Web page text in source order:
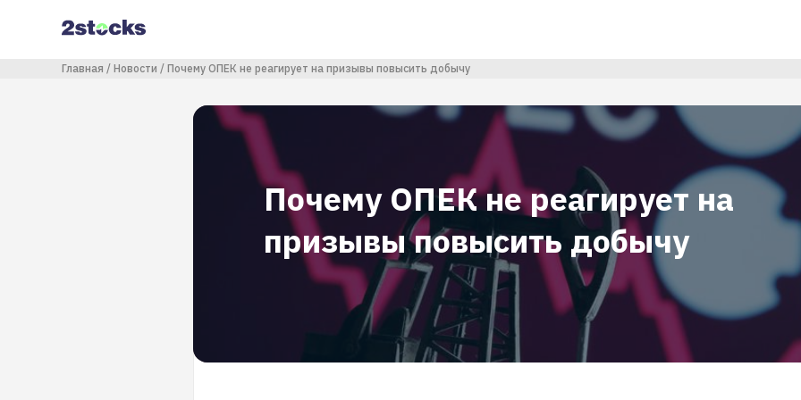
содержанию
Строка навигации
Главная Новости Почему ОПЕК не реагирует на призывы повысить добычу
Почему ОПЕК не реагирует на
призывы повысить добычу